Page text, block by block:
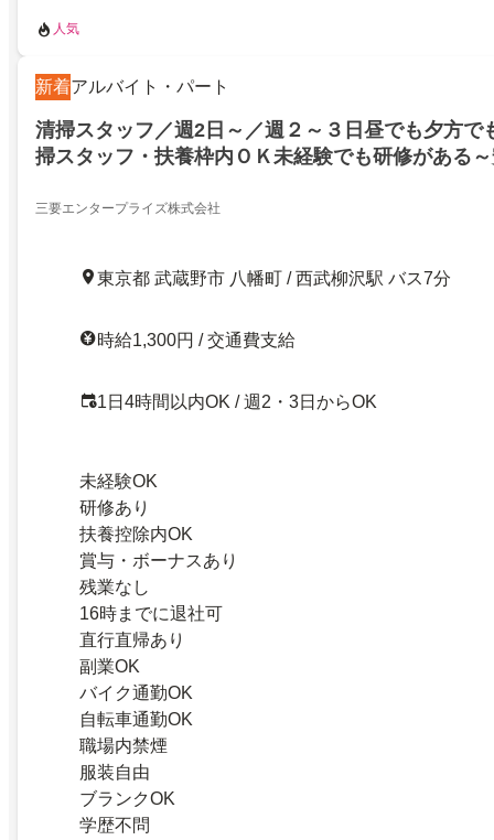
人気
新着アルバイト・パート
清掃スタッフ／週2日～／週２～３日昼でも夕方で
掃スタッフ・扶養枠内ＯＫ未経験でも研修がある
三要エンタープライズ株式会社
東京都 武蔵野市 八幡町 / 西武柳沢駅 バス7分
時給1,300円 / 交通費支給
1日4時間以内OK / 週2・3日からOK
未経験OK
研修あり
扶養控除内OK
賞与・ボーナスあり
残業なし
16時までに退社可
直行直帰あり
副業OK
バイク通勤OK
自転車通勤OK
職場内禁煙
服装自由
ブランクOK
学歴不問